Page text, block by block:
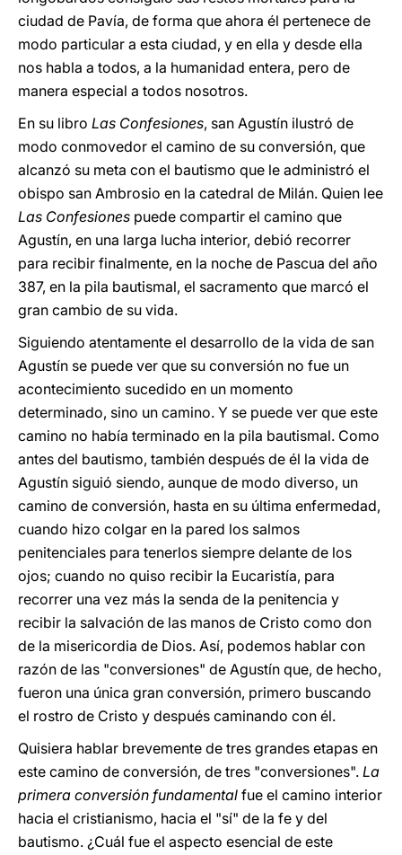
ciudad de Pavía, de forma que ahora él pertenece de
modo particular a esta ciudad, y en ella y desde ella
nos habla a todos, a la humanidad entera, pero de
manera especial a todos nosotros.
En su libro Las Confesiones, san Agustín ilustró de
modo conmovedor el camino de su conversión, que
alcanzó su meta con el bautismo que le administró el
obispo san Ambrosio en la catedral de Milán. Quien lee
Las Confesiones puede compartir el camino que
Agustín, en una larga lucha interior, debió recorrer
para recibir finalmente, en la noche de Pascua del año
387, en la pila bautismal, el sacramento que marcó el
gran cambio de su vida.
Siguiendo atentamente el desarrollo de la vida de san
Agustín se puede ver que su conversión no fue un
acontecimiento sucedido en un momento
determinado, sino un camino. Y se puede ver que este
camino no había terminado en la pila bautismal. Como
antes del bautismo, también después de él la vida de
Agustín siguió siendo, aunque de modo diverso, un
camino de conversión, hasta en su última enfermedad,
cuando hizo colgar en la pared los salmos
penitenciales para tenerlos siempre delante de los
ojos; cuando no quiso recibir la Eucaristía, para
recorrer una vez más la senda de la penitencia y
recibir la salvación de las manos de Cristo como don
de la misericordia de Dios. Así, podemos hablar con
razón de las "conversiones" de Agustín que, de hecho,
fueron una única gran conversión, primero buscando
el rostro de Cristo y después caminando con él.
Quisiera hablar brevemente de tres grandes etapas en
este camino de conversión, de tres "conversiones". La
primera conversión fundamental fue el camino interior
hacia el cristianismo, hacia el "sí" de la fe y del
bautismo. ¿Cuál fue el aspecto esencial de este